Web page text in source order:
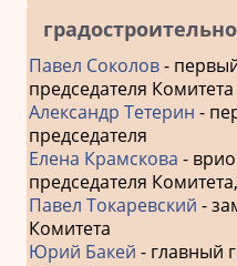
Павел Соколов-
председателя Комитета
Александр Тетерин -
председателя
Елена Крамскова -
председателя
Павел Токаревский -
Комитета
Юрий Бакей - главный